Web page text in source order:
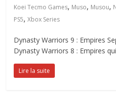
Koei Tecmo Games, Muso, Musou,
PS5,Xbox Series
Dynasty Warriors 9 : Empires
Dynasty Warriors 8 : Empires
Lire la suite